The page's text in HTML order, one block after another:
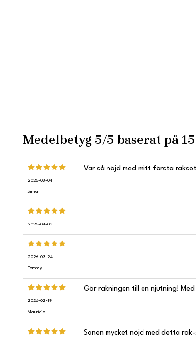
Medelbetyg 5/5 baserat på 15
2026-08-04
Simon
Var så nöjd med mitt första
2026-04-03
2026-03-24
Tommy
2026-02-19
Mauricio
Gör rakningen till en njutning!
Sonen mycket nöjd med detta